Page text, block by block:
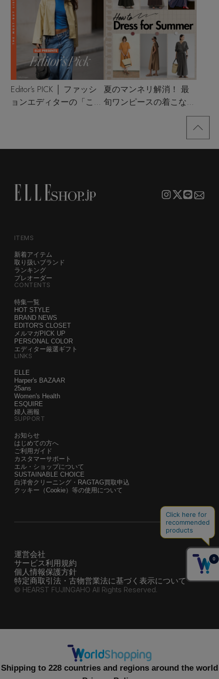
Editor’s PICK │ ファッシ
ョンエディターの「これ
夏のマンネリ解消！ 最
旬ワンピースの着こなし
ITEMS
新着アイテム
取り扱いブランド
ランキング
プレオーダー
CONTENTS
特集一覧
HOT STYLE
BRAND NEWS
EDITOR'S CLOSET
メルマガPICK UP
PERSONAL COLOR
エディター厳選ギフト
LINKS
ELLE
Harper's BAZAAR
25ans
Women's Health
ESQUIRE
婦人画報
SUPPORT
お知らせ
はじめての方へ
ご利用ガイド
カスタマーサポート
エル・ショップについて
SUSTAINABLE CHOICE
白洋舍クリーニング・RAGTAG買取申込
クッキー（Cookie）等の使用について
運営会社
サービス利用規約
個人情報保護方針
特定商取引法・古物営業法に基づく表示について
© HEARST FUJINGAHO All Rights Reserved.
Shipping to 228 countries and regions around the world